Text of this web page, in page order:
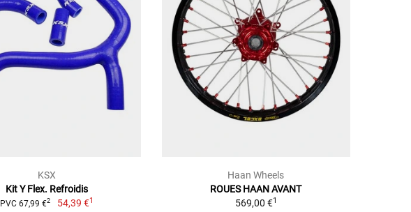
KSX
Kit Y Flex. Refroidis
PVC 67,99 €2 54,39 €1
Haan Wheels
ROUES HAAN AVANT
569,00 €1